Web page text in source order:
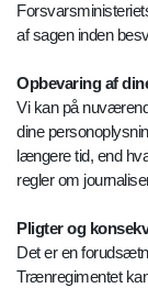
af sagen inden
Opbevaring af
Vi kan på
dine
længere tid, end
regler om
Pligter og
Det er en
Trænregimentet